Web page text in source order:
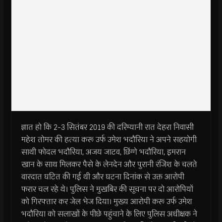
ज्ञात हो कि 2-3 सितंबर 2019 की दरिम्यानी रात देहरा निवासी
महेश तोमर की हत्या करू उर्फ उमेश भदौरिया ने अपने सहयोगी
साथी फोदल भदौरिया, अजय जाटव, छिंग्गे भदौरिया, इमरान
खान के साथ मिलकर पैसे के लेनदेन और पुरानी रंजिश के चलते
वारदात घटित की गई थी और घटना दिनांक से उक्त आरोपी
फरार चल रहे थे। पुलिस ने मुखबिर की सूचना पर दो आरोपियों
को गिरफ्तार कर जेल भेज दिया। मुख्य आरोपी करू उर्फ उमेश
भदौरिया को सलाखों के पीछे पहुंचाने के लिए पुलिस अधीक्षक ने